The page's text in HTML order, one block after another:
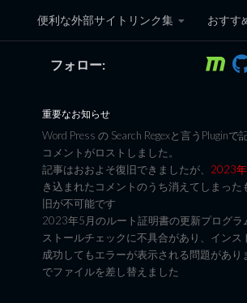
コンテンツへスキップ
便利な外部サイトリンク集 おすす
黒翼猫のコ
フォロー:
重要なお知らせ
Word Press の Search Regexと言うPluginで
コメントがロストしました。
記事はおおよそ復旧できましたが、 2023
き込まれたコメントのうち消えてしまった
旧が不可能です
2023年5月のルート証明書の更新プログラ
ストールチェックに不具合があり、インス
成功してもエラーが表示される問題があり
でファイルを差し替えました